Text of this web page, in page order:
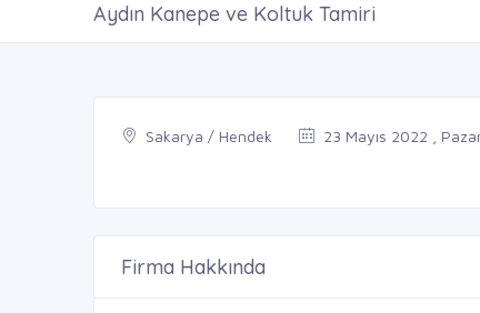
Aydın Kanepe ve Koltuk Tamiri
Sakarya / Hendek 23 Mayıs 2022 ,
Firma Hakkında